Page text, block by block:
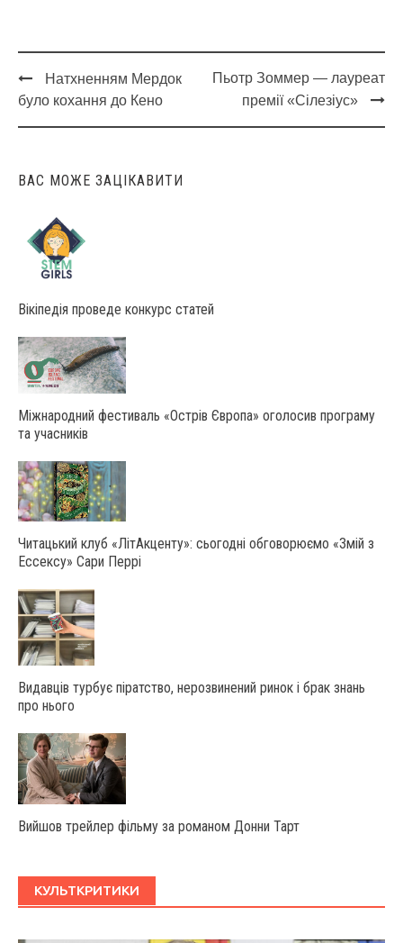
Post
navigation
Натхненням Мердок
було кохання до Кено
Пьотр Зоммер — лауреат
премії «Сілезіус»
ВАС МОЖЕ ЗАЦІКАВИТИ
Вікіпедія проведе конкурс статей
Міжнародний фестиваль «Острів Європа» оголосив програму
та учасників
Читацький клуб «ЛітАкценту»: сьогодні обговорюємо «Змій з
Ессексу» Сари Перрі
Видавців турбує піратство, нерозвинений ринок і брак знань
про нього
Вийшов трейлер фільму за романом Донни Тарт
КУЛЬТКРИТИКИ